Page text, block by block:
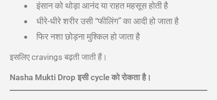
इंसान को थोड़ा आनंद या राहत महसूस होती है
धीरे-धीरे शरीर उसी “फीलिंग” का आदी हो जाता है
फिर नशा छोड़ना मुश्किल हो जाता है
इसलिए cravings बढ़ती जाती हैं।
Nasha Mukti Drop इसी cycle को रोकता है।